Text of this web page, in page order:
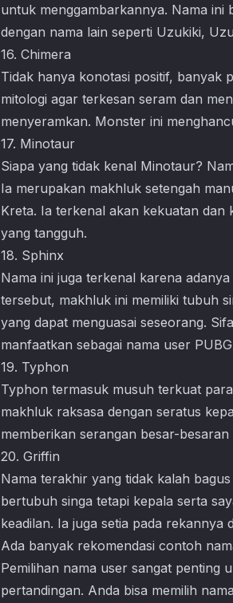
untuk menggambarkannya. Nama ini
dengan nama lain seperti Uzukiki,
16. Chimera
Tidak hanya konotasi positif, banyak
mitologi agar terkesan seram dan
menyeramkan. Monster ini
17. Minotaur
Siapa yang tidak kenal Minotaur?
Ia merupakan makhluk setengah
Kreta. Ia terkenal akan kekuatan dan
yang tangguh.
18. Sphinx
Nama ini juga terkenal karena
tersebut, makhluk ini memiliki tubuh
yang dapat menguasai seseorang.
manfaatkan sebagai nama user
19. Typhon
Typhon termasuk musuh terkuat
makhluk raksasa dengan seratus
memberikan serangan besar-
20. Griffin
Nama terakhir yang tidak kalah
bertubuh singa tetapi kepala serta
keadilan. Ia juga setia pada rekannya
Ada banyak rekomendasi contoh
Pemilihan nama user sangat penting
pertandingan. Anda bisa memilih